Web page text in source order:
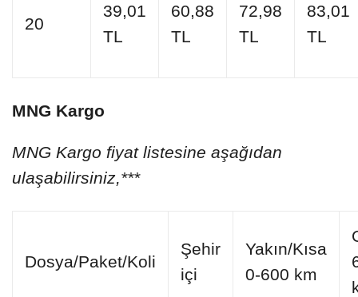
20
39,01
TL
60,88
TL
72,98
TL
83,01
TL
MNG Kargo
MNG Kargo fiyat listesine aşağıdan
ulaşabilirsiniz,***
Dosya/Paket/Koli
Şehir
içi
Yakın/Kısa
0-600 km